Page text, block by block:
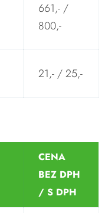
661,- /
800,-
21,- / 25,-
CENA
BEZ DPH
/ S DPH